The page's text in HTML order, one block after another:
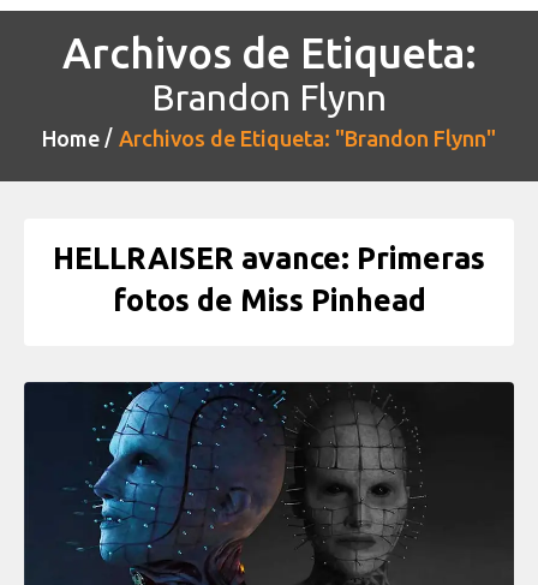
Archivos de Etiqueta:
Brandon Flynn
Home Archivos de Etiqueta: "Brandon Flynn"
HELLRAISER avance: Primeras
fotos de Miss Pinhead